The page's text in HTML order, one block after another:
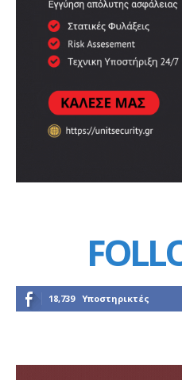
18,739 Υποστηρικτές